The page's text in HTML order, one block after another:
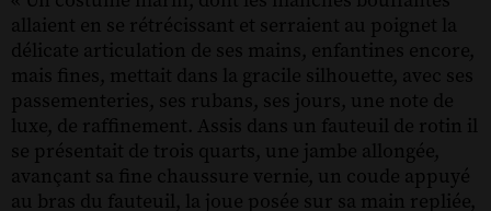
allaient en se rétrécissant et serraient au poignet la
délicate articulation de ses mains, enfantines encore,
mais fines, mettait dans la gracile silhouette, avec ses
passementeries, ses rubans, ses jours, une note de
luxe, de raffinement. Assis dans un fauteuil de rotin il
se présentait de trois quarts, une jambe allongée,
avançant sa fine chaussure vernie, un coude appuyé
au bras du fauteuil, la joue posée sur sa main repliée,